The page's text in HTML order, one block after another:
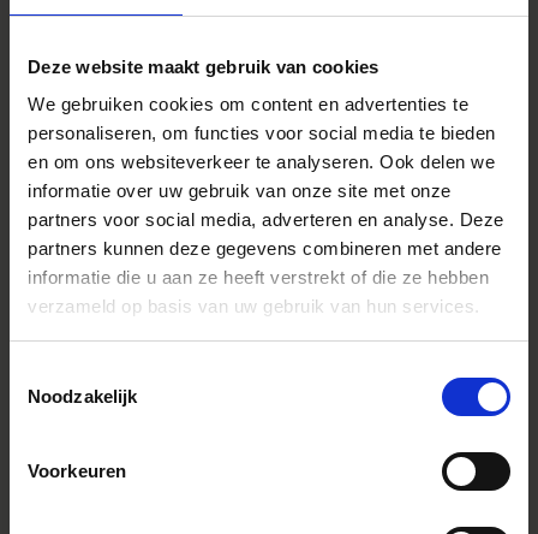
Deze website maakt gebruik van cookies
We gebruiken cookies om content en advertenties te
personaliseren, om functies voor social media te bieden
en om ons websiteverkeer te analyseren. Ook delen we
informatie over uw gebruik van onze site met onze
partners voor social media, adverteren en analyse. Deze
partners kunnen deze gegevens combineren met andere
informatie die u aan ze heeft verstrekt of die ze hebben
verzameld op basis van uw gebruik van hun services.
Noodzakelijk
Voorkeuren
Diafragmaring met uitgebreide functionaliteit
De lens heeft een handmatige diafragmaring¹ met klik-
aan/uit-schakelaar en een vergrendeling², ideaal voor een
stille en vloeiende bediening tijdens video-opnames.
¹ Bij Canon RF wordt dit vervangen door een bedienings/control ring.
² Vergrendeling voorkomt onbedoelde diafragma-aanpassingen.